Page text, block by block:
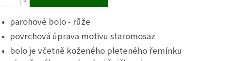
parohové bolo - růže
povrchová úprava motivu staromosaz
bolo je včetně koženého pleteného řemínku